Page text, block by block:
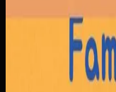
Pendapatan dari
terpisah, sementara
bentrok. Tanpa
pembayaran, dan
admin maupun